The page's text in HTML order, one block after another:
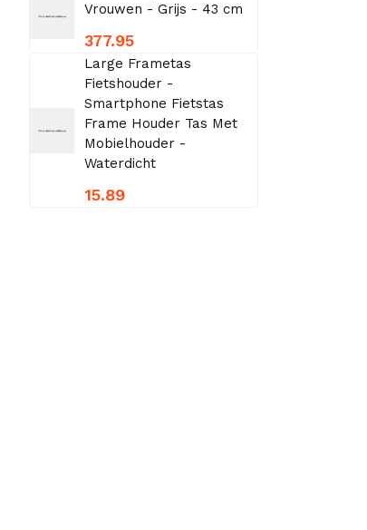
Vrouwen - Grijs - 43 cm
377.95
Large Frametas
Fietshouder -
Smartphone Fietstas
Frame Houder Tas Met
Mobielhouder -
Waterdicht
15.89